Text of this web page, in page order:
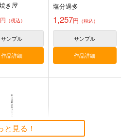
「星の記憶と
社
（税込）
ル
今日の一枚 2026
オリジナル
き屋
円 （税込）
サンプル
作品詳細
塩分過多
1,257円 （税込）
サンプル
作品詳細
と見る！